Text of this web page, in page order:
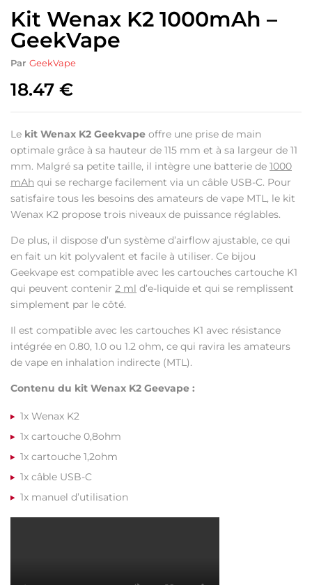
Kit Wenax K2 1000mAh –
GeekVape
Par GeekVape
18.47 €
Le kit Wenax K2 Geekvape offre une prise de main
optimale grâce à sa hauteur de 115 mm et à sa largeur de 11
mm. Malgré sa petite taille, il intègre une batterie de 1000
mAh qui se recharge facilement via un câble USB-C. Pour
satisfaire tous les besoins des amateurs de vape MTL, le kit
Wenax K2 propose trois niveaux de puissance réglables.
De plus, il dispose d’un système d’airflow ajustable, ce qui
en fait un kit polyvalent et facile à utiliser. Ce bijou
Geekvape est compatible avec les cartouches cartouche K1
qui peuvent contenir 2 ml d’e-liquide et qui se remplissent
simplement par le côté.
Il est compatible avec les cartouches K1 avec résistance
intégrée en 0.80, 1.0 ou 1.2 ohm, ce qui ravira les amateurs
de vape en inhalation indirecte (MTL).
Contenu du kit Wenax K2 Geevape :
1x Wenax K2
1x cartouche 0,8ohm
1x cartouche 1,2ohm
1x câble USB-C
1x manuel d’utilisation